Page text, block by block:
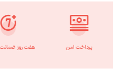
پرداخت امن هفت روز